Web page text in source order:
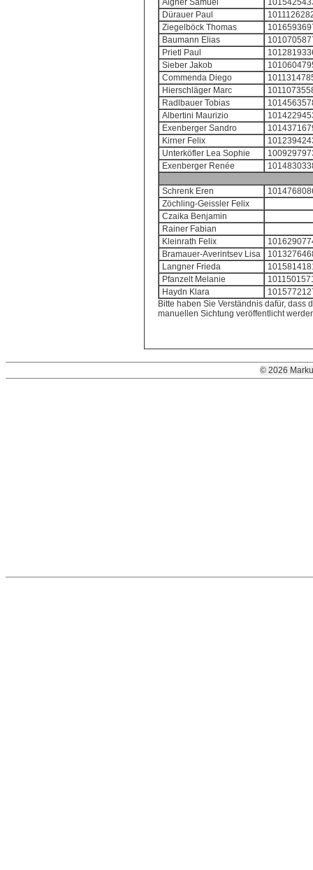
Aigner Samuel
Dürauer Paul
Ziegelböck Thomas
Baumann Elias
Prietl Paul
Sieber Jakob
Commenda Diego
Hierschläger Marc
Radlbauer Tobias
Albertini Maurizio
Exenberger Sandro
Kirner Felix
Unterköfler Lea Sophie
Exenberger Renée
Schrenk Eren
Zöchling-Geissler Felix
Czaika Benjamin
Rainer Fabian
Kleinrath Felix
Bramauer-Averintsev Lisa
Langner Frieda
Pfanzelt Melanie
Haydn Klara
Bitte haben Sie Verständnis dafür, dass
manuellen Sichtung veröffentlicht
© 2026